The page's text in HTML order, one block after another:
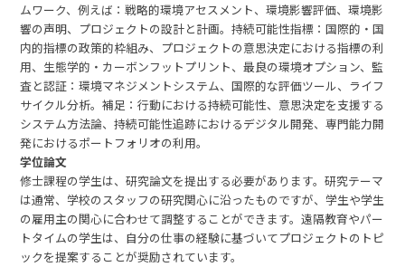
ムワーク、例えば：戦略的環境アセスメント、環境影響評価、環境影
響の声明、プロジェクトの設計と計画。持続可能性指標：国際的・国
内的指標の政策的枠組み、プロジェクトの意思決定における指標の利
用、生態学的・カーボンフットプリント、最良の環境オプション、監
査と認証：環境マネジメントシステム、国際的な評価ツール、ライフ
サイクル分析。補足：行動における持続可能性、意思決定を支援する
システム方法論、持続可能性追跡におけるデジタル開発、専門能力開
発におけるポートフォリオの利用。
学位論文
修士課程の学生は、研究論文を提出する必要があります。研究テーマ
は通常、学校のスタッフの研究関心に沿ったものですが、学生や学生
の雇用主の関心に合わせて調整することができます。遠隔教育やパー
トタイムの学生は、自分の仕事の経験に基づいてプロジェクトのトピ
ックを提案することが奨励されています。